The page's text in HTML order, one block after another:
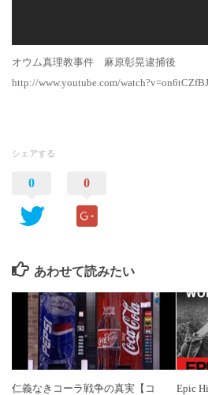
オウム真理教事件 麻原彰晃逮捕後
http://www.youtube.com/
シェアする
0 0
あわせて読みたい
仁義なきコーラ戦争の真実【コ
Epic